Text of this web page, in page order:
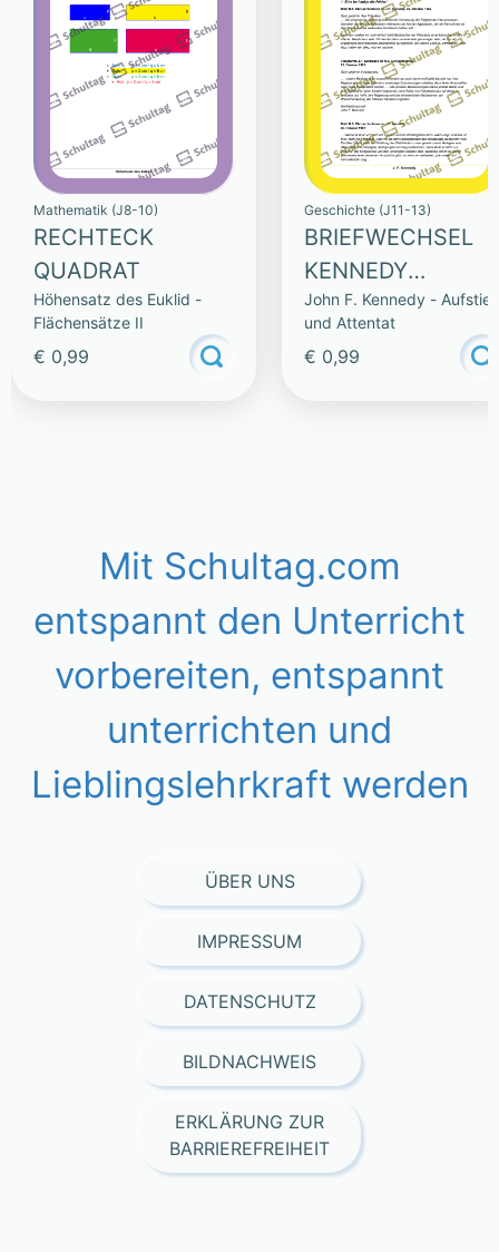
Mathematik (J8-10)
RECHTECK
QUADRAT
Höhensatz des Euklid -
Flächensätze II
€ 0,99
Geschichte (J11-13)
BRIEFWECHSEL
KENNEDY
CHRUSCHTSCHO
W
John F. Kennedy -
und Attentat
€ 0,99
Mit Schultag.com
entspannt den Unterricht
vorbereiten, entspannt
unterrichten und
Lieblingslehrkraft werden
ÜBER UNS
IMPRESSUM
DATENSCHUTZ
BILDNACHWEIS
ERKLÄRUNG ZUR
BARRIEREFREIHEIT